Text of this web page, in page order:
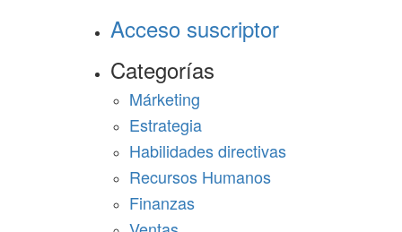
Acceso suscriptor
Categorías
Márketing
Estrategia
Habilidades directivas
Recursos Humanos
Finanzas